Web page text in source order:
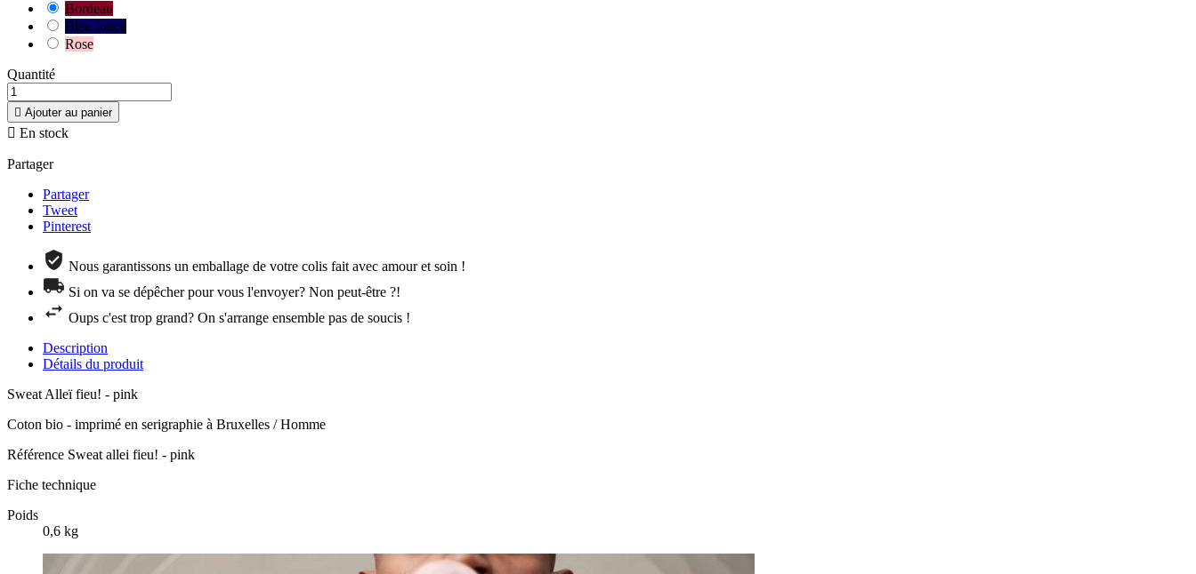
Bordeau
Bleu foncé
Rose
Quantité
 Ajouter au panier
 En stock
Partager
Partager
Tweet
Pinterest
Nous garantissons un emballage de votre colis fait avec amour et soin !
Si on va se dépêcher pour vous l'envoyer? Non peut-être ?!
Oups c'est trop grand? On s'arrange ensemble pas de soucis !
Description
Détails du produit
Sweat Alleï fieu! - pink
Coton bio - imprimé en serigraphie à Bruxelles / Homme
Référence Sweat allei fieu! - pink
Fiche technique
Poids
0,6 kg